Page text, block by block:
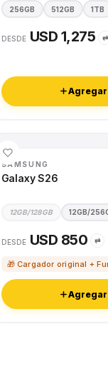
256GB 512GB 1TB
DESDE USD 1,275 ⇄
Agregar
SAMSUNG
Galaxy S26
12GB/128GB 12GB/
DESDE USD 850 ⇄
🎁 Cargador original +
Agregar